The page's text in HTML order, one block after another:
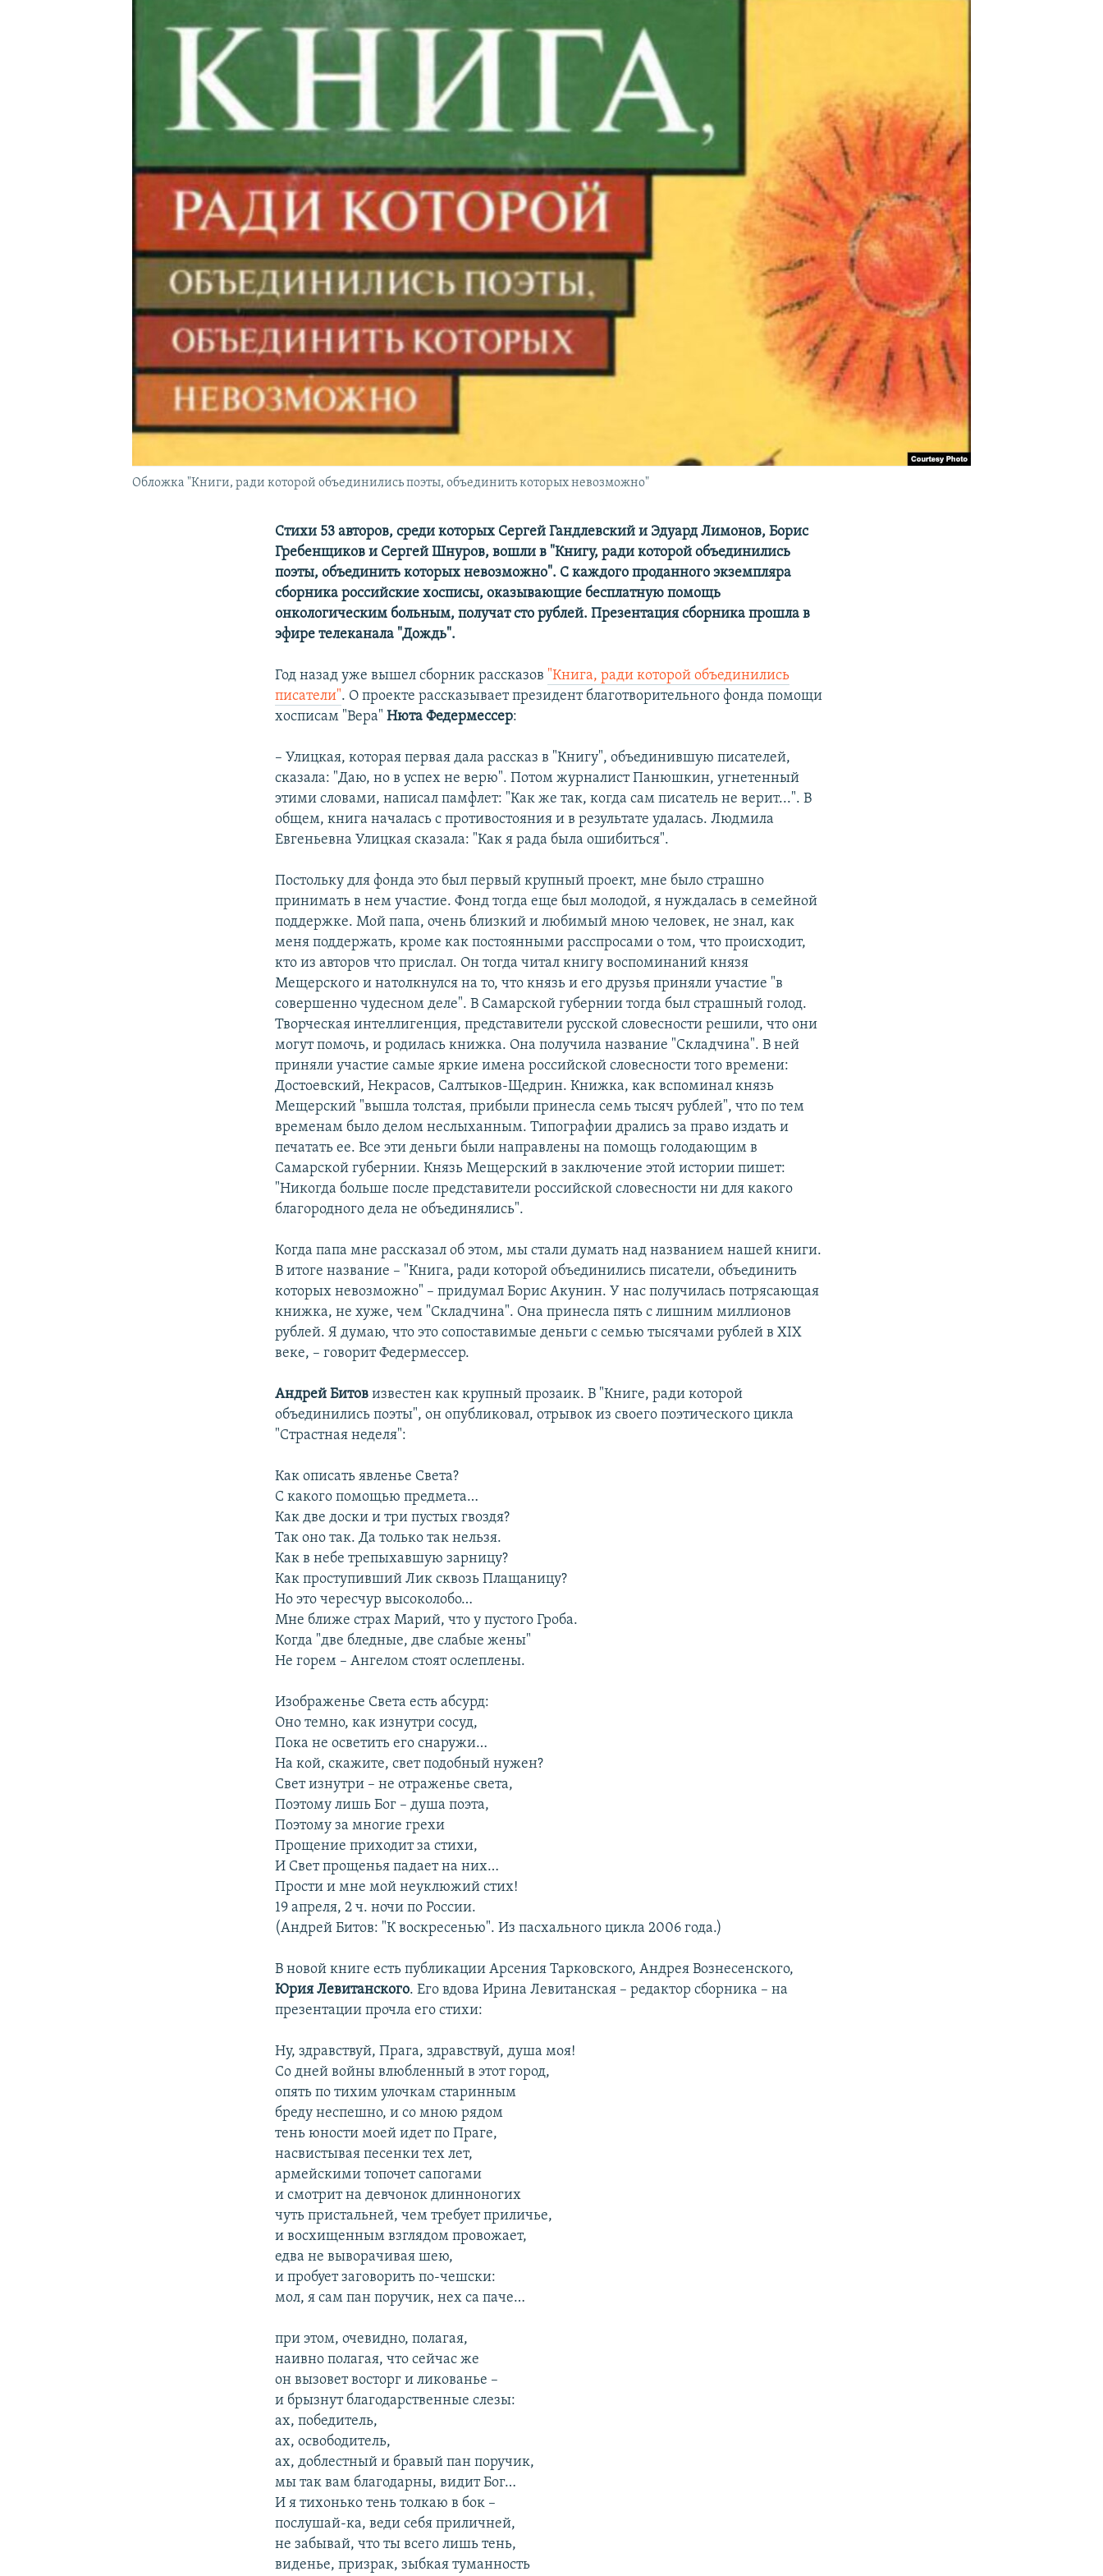
ПОДПИШИТЕСЬ НА РАССЫЛКУ
Обложка "Книги, ради которой объединились поэты, объединить которых невозможно"
Стихи 53 авторов, среди которых Сергей Гандлевский и Эдуард Лимонов, Борис
Гребенщиков и Сергей Шнуров, вошли в "Книгу, ради которой объединились
поэты, объединить которых невозможно". С каждого проданного экземпляра
сборника российские хосписы, оказывающие бесплатную помощь
онкологическим больным, получат сто рублей. Презентация сборника прошла в
эфире телеканала "Дождь".
Год назад уже вышел сборник рассказов "Книга, ради которой объединились
писатели". О проекте рассказывает президент благотворительного фонда помощи
хосписам "Вера"Нюта Федермессер:
– Улицкая, которая первая дала рассказ в "Книгу", объединившую писателей,
сказала: "Даю, но в успех не верю". Потом журналист Панюшкин, угнетенный
этими словами, написал памфлет: "Как же так, когда сам писатель не верит...". В
общем, книга началась с противостояния и в результате удалась. Людмила
Евгеньевна Улицкая сказала: "Как я рада была ошибиться".
Постольку для фонда это был первый крупный проект, мне было страшно
принимать в нем участие. Фонд тогда еще был молодой, я нуждалась в семейной
поддержке. Мой папа, очень близкий и любимый мною человек, не знал, как
меня поддержать, кроме как постоянными расспросами о том, что происходит,
кто из авторов что прислал. Он тогда читал книгу воспоминаний князя
Мещерского и натолкнулся на то, что князь и его друзья приняли участие "в
совершенно чудесном деле". В Самарской губернии тогда был страшный голод.
Творческая интеллигенция, представители русской словесности решили, что они
могут помочь, и родилась книжка. Она получила название "Складчина". В ней
приняли участие самые яркие имена российской словесности того времени:
Достоевский, Некрасов, Салтыков-Щедрин. Книжка, как вспоминал князь
Мещерский "вышла толстая, прибыли принесла семь тысяч рублей", что по тем
временам было делом неслыханным. Типографии дрались за право издать и
печатать ее. Все эти деньги были направлены на помощь голодающим в
Самарской губернии. Князь Мещерский в заключение этой истории пишет:
"Никогда больше после представители российской словесности ни для какого
благородного дела не объединялись".
Когда папа мне рассказал об этом, мы стали думать над названием нашей книги.
В итоге название – "Книга, ради которой объединились писатели, объединить
которых невозможно" – придумал Борис Акунин. У нас получилась потрясающая
книжка, не хуже, чем "Складчина". Она принесла пять с лишним миллионов
рублей. Я думаю, что это сопоставимые деньги с семью тысячами рублей в XIX
веке, – говорит Федермессер.
Андрей Битов известен как крупный прозаик. В "Книге, ради которой
объединились поэты", он опубликовал, отрывок из своего поэтического цикла
"Страстная неделя":
Как описать явленье Света?
С какого помощью предмета…
Как две доски и три пустых гвоздя?
Так оно так. Да только так нельзя.
Как в небе трепыхавшую зарницу?
Как проступивший Лик сквозь Плащаницу?
Но это чересчур высоколобо…
Мне ближе страх Марий, что у пустого Гроба.
Когда "две бледные, две слабые жены"
Не горем – Ангелом стоят ослеплены.
Изображенье Света есть абсурд:
Оно темно, как изнутри сосуд,
Пока не осветить его снаружи…
На кой, скажите, свет подобный нужен?
Свет изнутри – не отраженье света,
Поэтому лишь Бог – душа поэта,
Поэтому за многие грехи
Прощение приходит за стихи,
И Свет прощенья падает на них…
Прости и мне мой неуклюжий стих!
19 апреля, 2 ч. ночи по России.
(Андрей Битов: "К воскресенью". Из пасхального цикла 2006 года.)
В новой книге есть публикации Арсения Тарковского, Андрея Вознесенского,
Юрия Левитанского. Его вдова Ирина Левитанская – редактор сборника – на
презентации прочла его стихи:
Ну, здравствуй, Прага, здравствуй, душа моя!
Со дней войны влюбленный в этот город,
опять по тихим улочкам старинным
бреду неспешно, и со мною рядом
тень юности моей идет по Праге,
насвистывая песенки тех лет,
армейскими топочет сапогами
и смотрит на девчонок длинноногих
чуть пристальней, чем требует приличье,
и восхищенным взглядом провожает,
едва не выворачивая шею,
и пробует заговорить по-чешски:
мол, я сам пан поручик, нех са паче…
при этом, очевидно, полагая,
наивно полагая, что сейчас же
он вызовет восторг и ликованье –
и брызнут благодарственные слезы:
ах, победитель,
ах, освободитель,
ах, доблестный и бравый пан поручик,
мы так вам благодарны, видит Бог…
И я тихонько тень толкаю в бок –
послушай-ка, веди себя приличней,
не забывай, что ты всего лишь тень,
виденье, призрак, зыбкая туманность